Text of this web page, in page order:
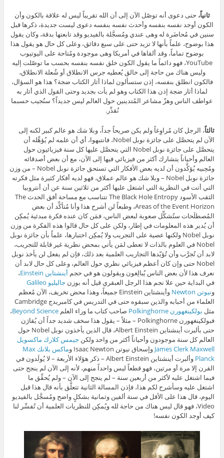
ثانياً، حتى دعوى أنه توصّل الآن إلى أن الله تقريباً ليس له علاقة بالكون وأن
الكون أوجد نفسه بنفسه وأحدث نفسه بنفسه دعوى ليست جديدة، ذكرها قبل
سنين في مُحاضَرة له وهى عندي ومُسجَّلة بالفيديو وقد تابعتها بدقة، وكان يقول
هذا بوضوح، علماً بأنها لا تزيد حتى على سبع دقائق، وعلى كل حال هو يقول هذا
بوضوح تماماً، وقد ألقاها في أمريكا وهى موجودة ومُتاحة على اليوتيوب
YouTube، فهو دائماً ما يقول الكون خلق نفسه بنفسه بحسب ما توصّلت إليه
وليس هناك من حاجة إلى خالق يُعطيه جرس الانطلاق أو شُعلة الانطلاق،
فالكون انطلق بنفسه، إذن ستسألون لماذا أثار الكتاب ضجة؟ هذا هو السؤال،
لماذا أثار ضجة إذن هذا الكتاب وهو لم يأت بجديد وحتى القول الذي أثار به
عواطف الناس وهزّ مشاعر المُتدينين حول العالم ليس جديداً؟ سنُجيب حسبما
نُقدِّر.
ثالثاً، الرجل كان مُراوِغاً ولم يكن صريحاً جداً، وبلا شك هو عالم كبير لكنه إلى
الآن لم يتحصَّل على جائزة نوبل Nobel، فانتبهوا، أي أن علمه لم يُؤهِّله أن
يتحصَّل على جائزة نوبل Nobel التي يتحصَّل عليها كل سنة فيزيائيون حول
العالم وأحياناً يتشارك أكثر من فيزيائي فيها إلى الآن، مع أن بعض أصدقائه
ومُحِبيه يُؤكِّدون أن لديه بعض الأفكار التي تستحق جائزة نوبل Nobel – من وزن
جائزة نوبل Nobel – وبلا شك هو عالم عملاق، فهو لديه أفكار كثيرة مثل فكرته
التي أتت في النظرية التي اشتغل عليها أكثر من ثلاثين سنة عن أن أنتروبيا
الثقب الأسود The Black Hole Entropy تتناسب مع مساحة أفق الحدث The
Areas of the Event Horizon، وطبعاً لن أشرح هذا وأنا مُتأكِّد أن بعض
المُصطلَحات ستُشكِّل صعوبة لبعض الناس، فمَن كان عنده فكرة مبدئية يُمكِن
أن يُدير هذه المعلومات في إطار، ولكن على كل حال قالوا هذه الفكرة من وزن
نوبل Nobel ولكنها عصية على التجريب ولا يُمكِن اختبارها، علماً بأن جائزة نوبل
Nobel في العلوم بالذات لا تعطى لمَن يأتي بمحض نظرية غير قابلة للتجريب،
لابد أن تُجرَّب وأن تُؤيّدها التجاريب العلمية بعد ذلك، فإن لم يفعل لن يأخذ نوبل
Nobel حتى وإن كان أعظم فيزيائي نظري حول العالم، وعلى كل حال لابد أن
نعرف هذا لأن بعض الناس يُبالِغون ويقولون هو في حجم أينشتاين Einstein
،
في البداية حين علا نجم هذا الرجل العبقري قيل أنه بوزن جاليليو Galileo
ونيوتن Newton
وأينشتاين Einstein جميعاً، وهذا محض تخريف، الآن مُعظم
العلماء من أحبابه والذين سبقوه حتى في التدريس في كامبريدج Cambridge
مثل بولكينغهورن Polkinghorne صاحب كتاب ما وراء العلم Beyond Science،
فبولكينغهورن Polkinghorne – مثلاً – يقول هذا سخف شديد جداً أن يُقارَن
حتى بألبرت أينشتاين Albert Einstein، قال الذين يأخذون نوبل Nobel حول
العالم كل سنة موجودون وأحياناً أكثر من واحد ولكن جيمس كلارك ماكسويل
James Clerk Maxwell وإسحاق نيوتن Isaac Newton و
ماكس بلانك Max
Planck
وألبرت أينشتاين Albert Einstein – ذكر هؤلاء الأربعة – لا يُولَدون في
القرن إلا مرة أو مرتين، فهو قطعاً ليس واحداً منهم، لأنه إلى الآن لم ينجح حتى
فيما اشتغل عليه لأكثر من أربعين سنة – لم ينجح إلى الآن – ولم يُحقِّق ما
اشتغل عليه وسأشرح لكم هذا، فإذن المسالة الثانية تتعلَّق بأنه قال هذا قبل
اليوم، قال هذا على الأقل في سنة ألفين وثمانية بشكلٍ واضح ومُسجَّل بالفيديو
Video، فهو قال ليس هناك من حاجة لله ويُمكِن للنظريات العلمية أن تُفسِّر لنا
كيف أوجد الكون نفسه!